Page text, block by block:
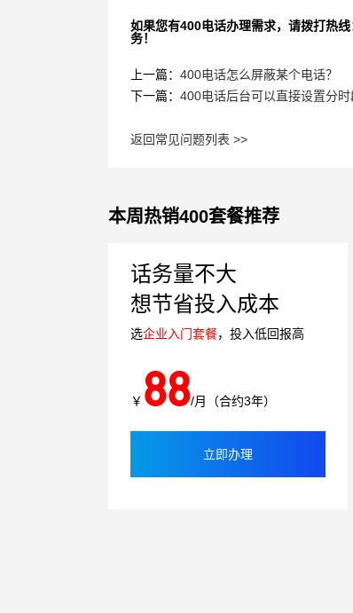
如果您有400电话办理需求，请拨打热线
务！
上一篇： 400电话怎么屏蔽某个电话？
下一篇： 400电话后台可以直接设置分
返回常见问题列表 >>
本周热销400套餐推荐
话务量不大
想节省投入成本
选企业入门套餐，投入低回报高
￥ 88/月（合约3年）
立即办理